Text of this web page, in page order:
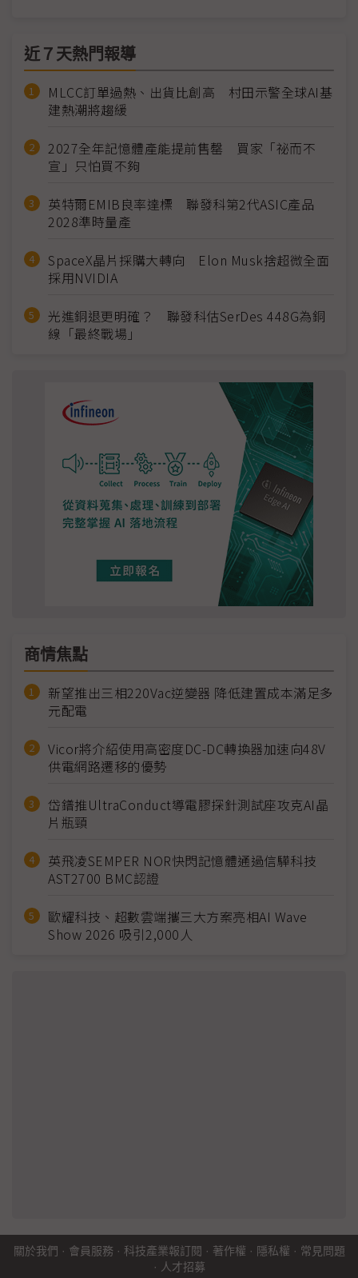
近７天熱門報導
MLCC訂單過熱、出貨比創高 村田示警全球AI基
建熱潮將趨緩
2027全年記憶體產能提前售罄 買家「祕而不
宣」只怕買不夠
英特爾EMIB良率達標 聯發科第2代ASIC產品
2028準時量產
SpaceX晶片採購大轉向 Elon Musk捨超微全面
採用NVIDIA
光進銅退更明確？ 聯發科估SerDes 448G為銅
線「最終戰場」
商情焦點
新望推出三相220Vac逆變器 降低建置成本滿足多
元配電
Vicor將介紹使用高密度DC-DC轉換器加速向48V
供電網路遷移的優勢
岱鐠推UltraConduct導電膠探針測試座攻克AI晶
片瓶頸
英飛凌SEMPER NOR快閃記憶體通過信驊科技
AST2700 BMC認證
歐耀科技、超數雲端攜三大方案亮相AI Wave
Show 2026 吸引2,000人
關於我們 · 會員服務 · 科技產業報訂閱 · 著作權 · 隱私權 · 常見問題
· 人才招募